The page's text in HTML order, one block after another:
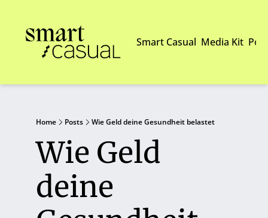
Smart Casual Media Kit
Home Posts Wie Geld deine Gesundheit belastet
Wie Geld
deine